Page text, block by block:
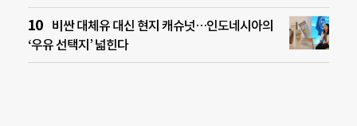
비싼 대체유 대신 현지 캐슈넛…인도네시아의
‘우유 선택지’ 넓힌다